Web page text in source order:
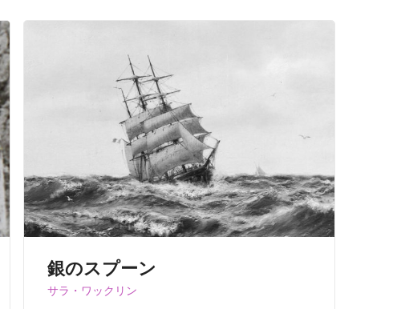
銀のスプーン
サラ・ワックリン